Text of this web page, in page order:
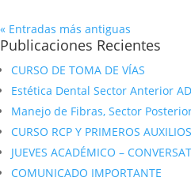
« Entradas más antiguas
Publicaciones Recientes
CURSO DE TOMA DE VÍAS
Estética Dental Sector Anterior
Manejo de Fibras, Sector
CURSO RCP Y PRIMEROS AUXILIOS
JUEVES ACADÉMICO –
COMUNICADO IMPORTANTE